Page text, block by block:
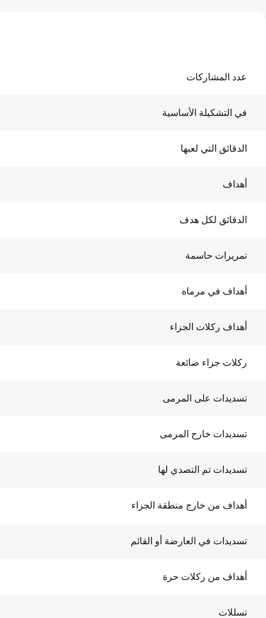
عدد المشاركات
في التشكيلة الأساسية
الدقائق التي لعبها
أهداف
الدقائق لكل هدف
تمريرات حاسمة
أهداف في مرماه
أهداف ركلات الجزاء
ركلات جزاء ضائعة
تسديدات على المرمى
تسديدات خارج المرمى
تسديدات تم التصدي لها
أهداف من خارج منطقة الجزاء
تسديدات في العارضة أو القائم
أهداف من ركلات حرة
تسللات